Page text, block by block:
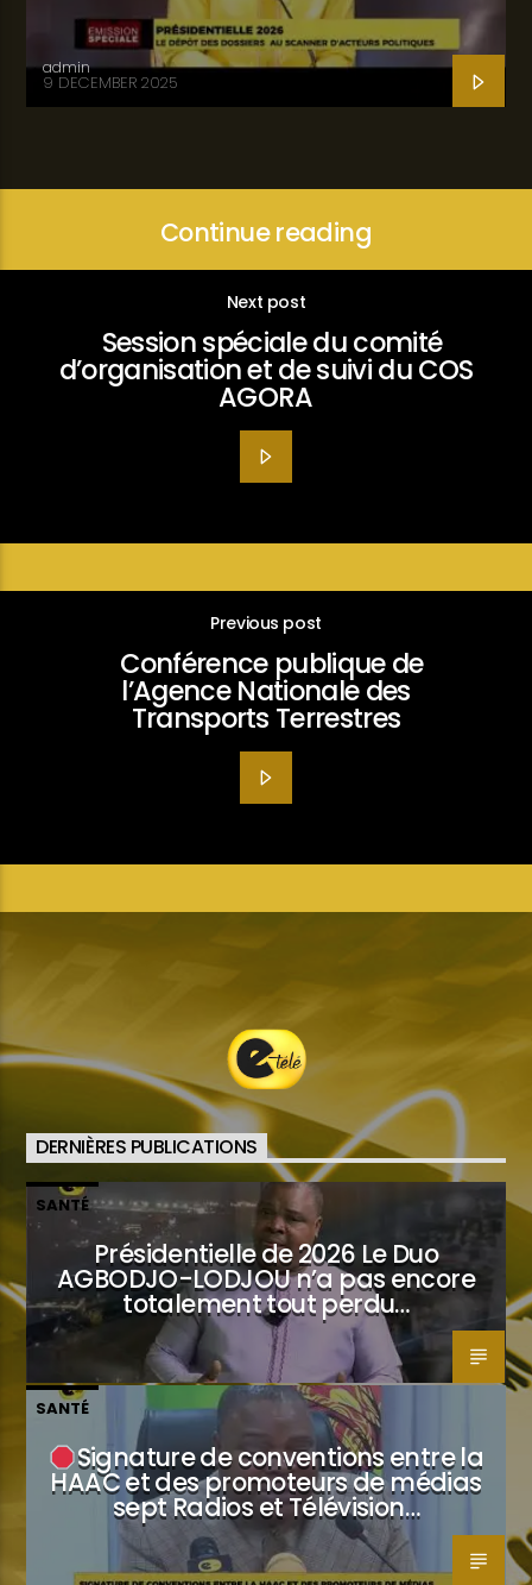
admin
9 DECEMBER 2025
Continue reading
Next post
Session spéciale du comité
d’organisation et de suivi du COS
AGORA
Previous post
Conférence publique de
l’Agence Nationale des
Transports Terrestres
DERNIÈRES PUBLICATIONS
SANTÉ
Présidentielle de 2026 Le Duo
AGBODJO-LODJOU n’a pas encore
totalement tout perdu…
SANTÉ
Signature de conventions entre la
HAAC et des promoteurs de médias
sept Radios et Télévision…